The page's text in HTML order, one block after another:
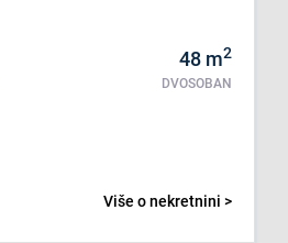
48 m2
DVOSOBAN
Više o nekretnini >